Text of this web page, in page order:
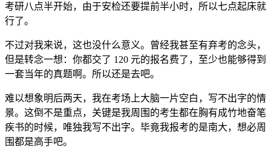
考研八点半开始，由于安检还要提前半小时，所以七点起床就
行了。
不过对我来说，这也没什么意义。曾经我甚至有弃考的念头，
但是转念一想：你都交了 120 元的报名费了，至少也能够得到
一套当年的真题啊。所以还是去吧。
难以想象明后两天，我在考场上大脑一片空白，写不出字的情
景。这倒不是重点，关键是我周围的考生都在胸有成竹地奋笔
疾书的时候，唯独我写不出字。毕竟我报考的是南大，想必周
围都是高手吧。